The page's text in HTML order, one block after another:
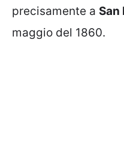
precisamente a San
maggio del 1860.